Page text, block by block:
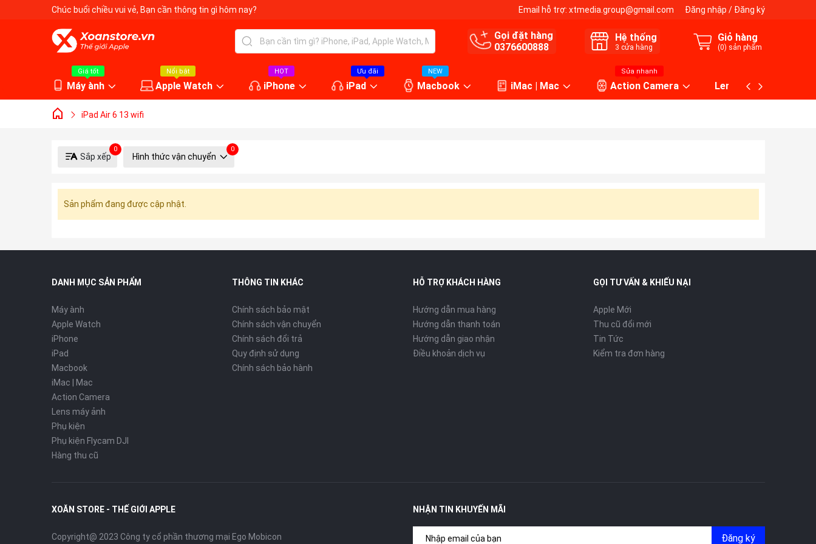
Chúc buổi chiều vui vẻ, Bạn cần thông tin gì hôm nay? Email hỗ trợ: xtmedia.group@gmail.com Đăng nhập / Đăng ký
Gọi đặt hàng
0376600888
Hệ thống
3 cửa hàng
Giỏ hàng
(0) sản phẩm
Giá tốt
Máy ành
Nổi bật
Apple Watch
HOT
iPhone
Ưu đãi
iPad
NEW
Macbook iMac | Mac
Sửa nhanh
Action Camera Lens máy ảnh
iPad Air 6 13 wifi
Sắp xếp
0
Hình thức vận chuyển
0
Sản phẩm đang được cập nhật.
DANH MỤC SẢN PHẨM
Máy ành
Apple Watch
iPhone
iPad
Macbook
iMac | Mac
Action Camera
Lens máy ảnh
Phụ kiện
Phụ kiện Flycam DJI
Hàng thu cũ
THÔNG TIN KHÁC
Chính sách bảo mật
Chính sách vận chuyển
Chính sách đổi trả
Quy định sử dụng
Chính sách bảo hành
HỖ TRỢ KHÁCH HÀNG
Hướng dẫn mua hàng
Hướng dẫn thanh toán
Hướng dẫn giao nhận
Điều khoản dịch vụ
GỌI TƯ VẤN & KHIẾU NẠI
Apple Mới
Thu cũ đổi mới
Tin Tức
Kiểm tra đơn hàng
XOĂN STORE - THẾ GIỚI APPLE
Copyright@ 2023 Công ty cổ phần thương mại Ego Mobicon
NHẬN TIN KHUYẾN MÃI
Đăng ký